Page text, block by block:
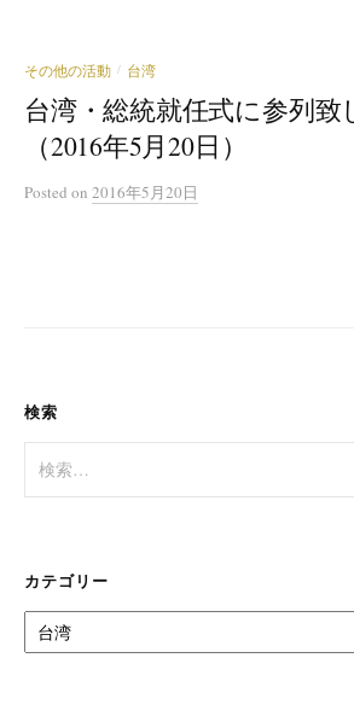
その他の活動 / 台湾
台湾・総統就任式に参列致
（2016年5月20日）
Posted on 2016年5月20日
検索
索:
カテゴリー
テ